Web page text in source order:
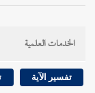
وسبب
يتوفون منكم
أن يضعن
الخدمات العلمية
تفسير الآية